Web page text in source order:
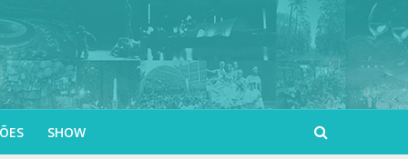
SHOW